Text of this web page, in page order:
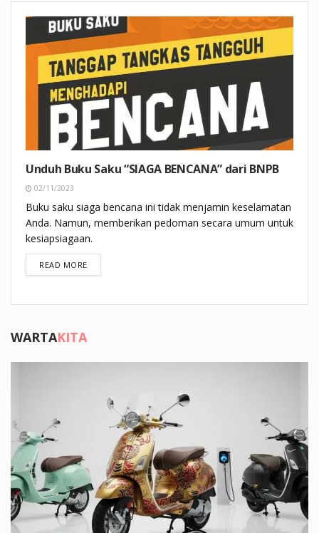
Unduh Buku Saku “SIAGA BENCANA” dari BNPB
02/11/2023
Buku saku siaga bencana ini tidak menjamin keselamatan
Anda. Namun, memberikan pedoman secara umum untuk
kesiapsiagaan.
READ MOREDETAILS
WARTAKITA